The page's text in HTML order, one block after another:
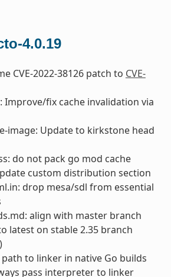
4.0.19
CVE-2022-38126 patch to CVE-
Improve/fix cache invalidation via
image: Update to kirkstone head
do not pack go mod cache
custom distribution section
drop mesa/sdl from essential
align with master branch
latest on stable 2.35 branch
to linker in native Go builds
pass interpreter to linker